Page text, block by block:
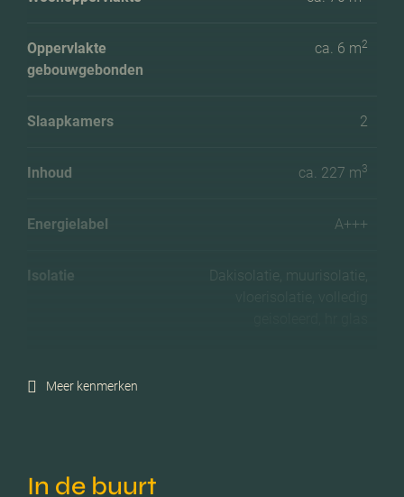
Oppervlakte
gebouwgebonden
ca. 6 m2
Slaapkamers 2
Inhoud ca. 227 m3
Energielabel A+++
Isolatie
Dakisolatie, muurisolatie,
Meer kenmerken
In de buurt